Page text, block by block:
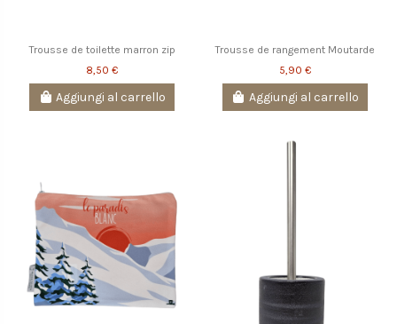
Trousse de toilette marron zip
8,50 €
Aggiungi al carrello
Trousse de rangement Moutarde
5,90 €
Aggiungi al carrello